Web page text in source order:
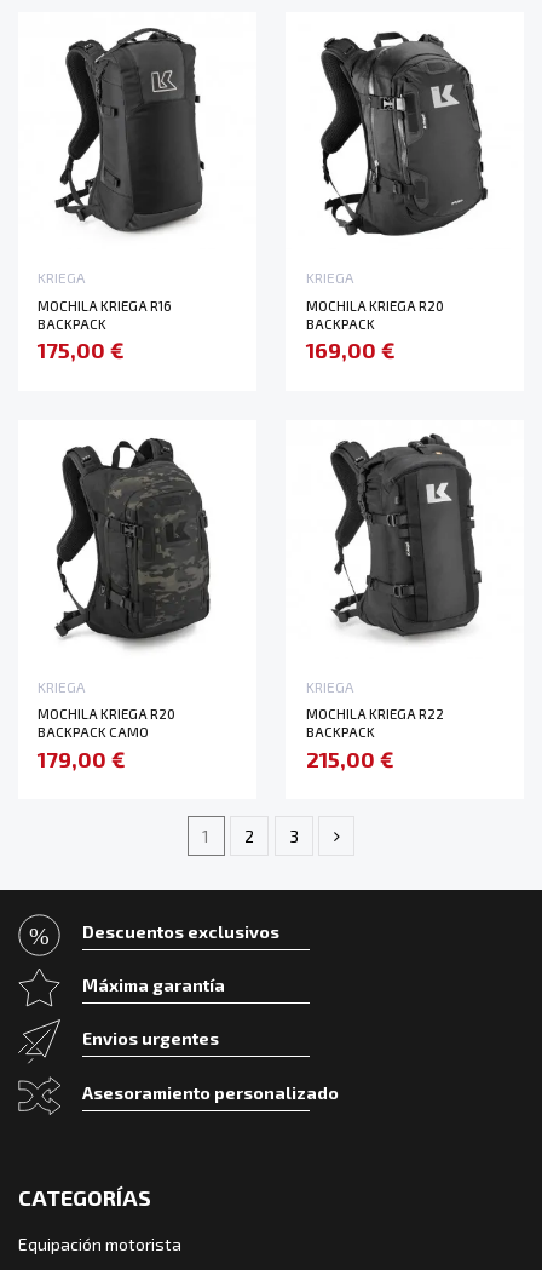
KRIEGA
MOCHILA KRIEGA R16
BACKPACK
175,00 €
KRIEGA
MOCHILA KRIEGA R20
BACKPACK
169,00 €
KRIEGA
MOCHILA KRIEGA R20
BACKPACK CAMO
179,00 €
KRIEGA
MOCHILA KRIEGA R22
BACKPACK
215,00 €
1 2 3
Descuentos exclusivos
Máxima garantía
Envios urgentes
Asesoramiento personalizado
CATEGORÍAS
Equipación motorista